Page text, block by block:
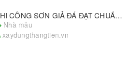
THI CÔNG SƠN GIẢ ĐÁ ĐẠT CHUẨN, CHẤT LƯỢNG HÀNG ĐẦU TPHCM
Nhà mẫu
xaydungthangtien.vn